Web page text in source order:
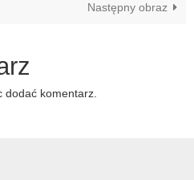
Następny obraz
dodać komentarz.